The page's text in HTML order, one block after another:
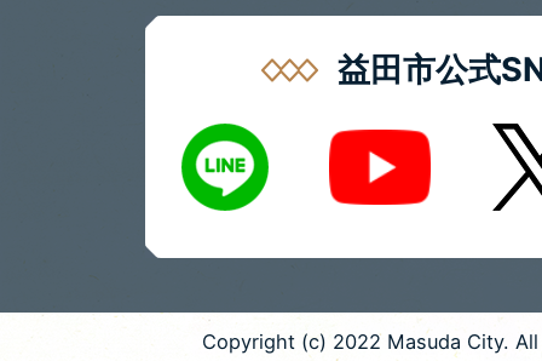
益田市公式
LINE
Youtube X
Copyright (c) 2022 Masuda City.